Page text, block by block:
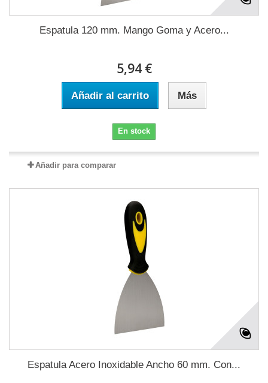
Espatula 120 mm. Mango Goma y Acero...
5,94 €
Añadir al carrito Más
En stock
Añadir para comparar
Espatula Acero Inoxidable Ancho 60 mm. Con...